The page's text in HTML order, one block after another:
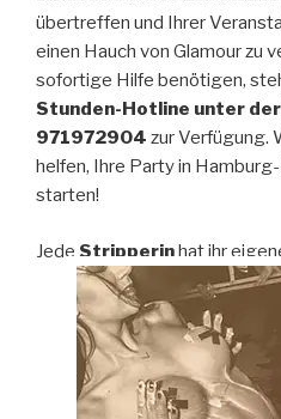
übertreffen und Ihrer
einen Hauch von Glamour zu
sofortige Hilfe benötigen,
Stunden-Hotline unter
971972904 zur Verfügung.
helfen, Ihre Party in
starten!
Jede Stripperinhat ihr